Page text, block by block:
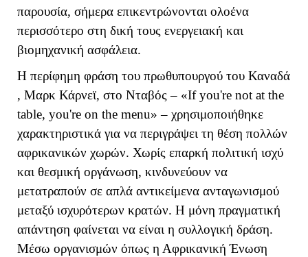
παρουσία, σήμερα επικεντρώνονται ολοένα
περισσότερο στη δική τους ενεργειακή και
βιομηχανική ασφάλεια.
Η περίφημη φράση του πρωθυπουργού του Καναδά
, Μαρκ Κάρνεϊ, στο Νταβός – «If you're not at the
table, you're on the menu» – χρησιμοποιήθηκε
χαρακτηριστικά για να περιγράψει τη θέση πολλών
αφρικανικών χωρών. Χωρίς επαρκή πολιτική ισχύ
και θεσμική οργάνωση, κινδυνεύουν να
μετατραπούν σε απλά αντικείμενα ανταγωνισμού
μεταξύ ισχυρότερων κρατών. Η μόνη πραγματική
απάντηση φαίνεται να είναι η συλλογική δράση.
Μέσω οργανισμών όπως η Αφρικανική Ένωση